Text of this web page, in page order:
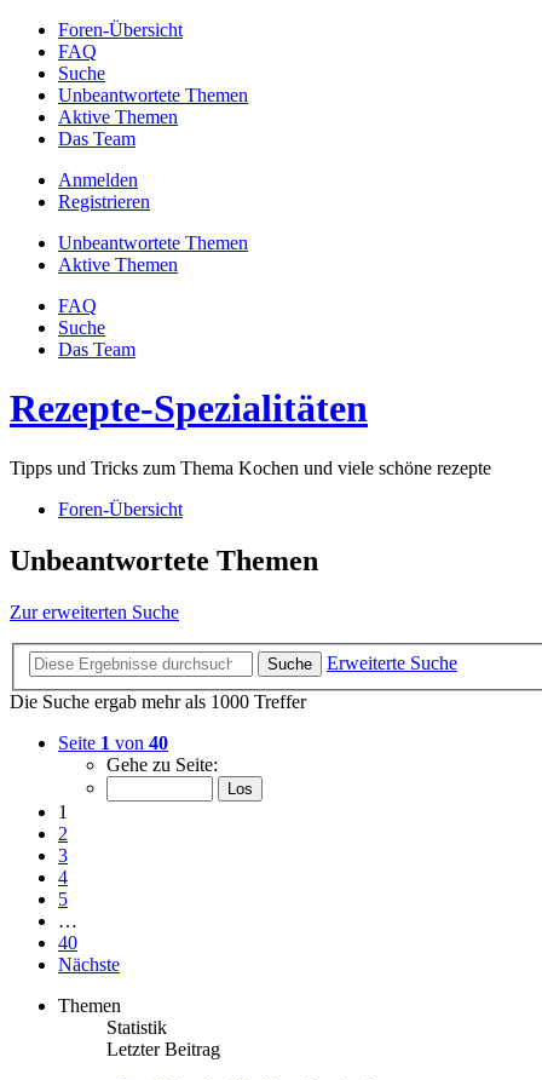
Foren-Übersicht
FAQ
Suche
Unbeantwortete Themen
Aktive Themen
Das Team
Anmelden
Registrieren
Unbeantwortete Themen
Aktive Themen
FAQ
Suche
Das Team
Rezepte-Spezialitäten
Tipps und Tricks zum Thema Kochen und viele schöne rezepte
Foren-Übersicht
Unbeantwortete Themen
Zur erweiterten Suche
Suche
Erweiterte Suche
Die Suche ergab mehr als 1000 Treffer
Seite 1 von 40
Gehe zu Seite:
1
2
3
4
5
…
40
Nächste
Themen
Statistik
Letzter Beitrag